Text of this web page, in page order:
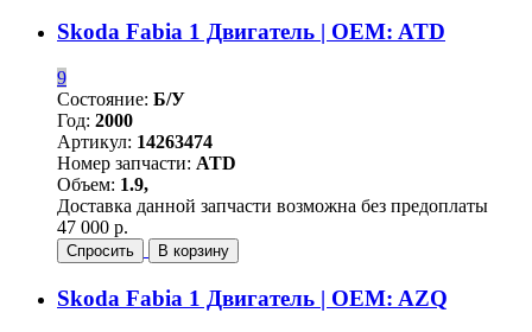
Skoda Fabia 1 Двигатель | OEM: ATD
9
Состояние: Б/У
Год: 2000
Артикул: 14263474
Номер запчасти: ATD
Объем: 1.9,
Доставка данной запчасти возможна без предоплаты
47 000 р.
Спросить В корзину
Skoda Fabia 1 Двигатель | OEM: AZQ